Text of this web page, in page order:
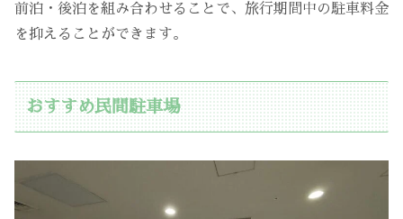
前泊・後泊を組み合わせることで、旅行期間中の駐車料金
を抑えることができます。
おすすめ民間駐車場